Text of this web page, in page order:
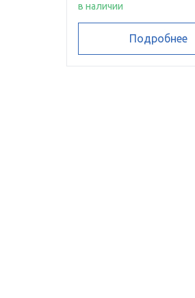
в наличии
Подробнее